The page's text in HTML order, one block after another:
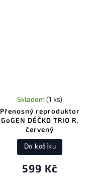
Přenosný reproduktor
GoGEN DÉČKO TRIO R,
červený
Skladem(1 ks)
599 Kč
Do košíku